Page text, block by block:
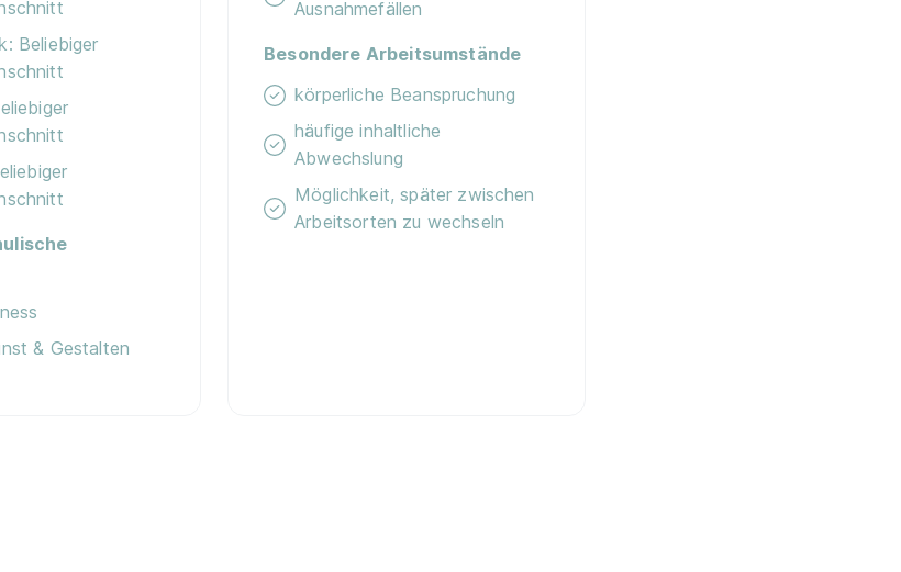
Beliebiger
& Gestalten
Ausnahmefällen
Besondere Arbeitsumstände
körperliche Beanspruchung
häufige inhaltliche
Abwechslung
Möglichkeit, später zwischen
Arbeitsorten zu wechseln